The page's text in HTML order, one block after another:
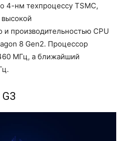
4-нм техпроцессу TSMC,
высокой
и производительностью CPU
8 Gen2. Процессор
МГц, а ближайший